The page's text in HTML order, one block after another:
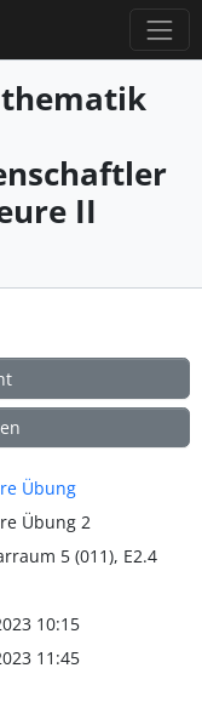
II
Übung
Übung 2
5 (011), E2.4
10:15
11:45